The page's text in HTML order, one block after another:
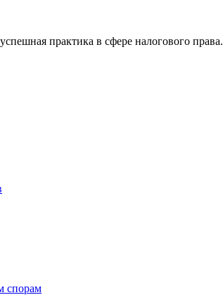
практика в сфере налогового права.
спорам